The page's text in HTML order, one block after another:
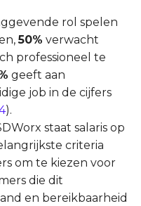
rol spelen
50% verwacht
professioneel te
geeft aan
job in de cijfers
).
staat salaris op
criteria
om te kiezen voor
die dit
en bereikbaarheid